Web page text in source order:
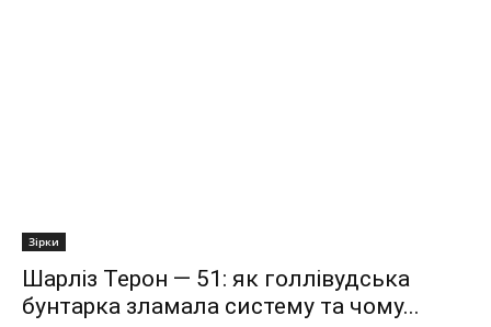
Зірки
Шарліз Терон — 51: як голлівудська
бунтарка зламала систему та чому...